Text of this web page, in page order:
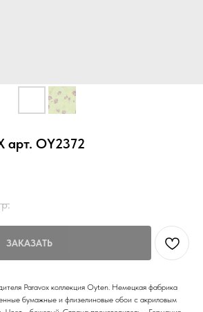
арт. OY2372
р.
ЗАКАЗАТЬ
Paravox коллекция Oyten. Немецкая фабрика
бумажные и флизелиновые обои с акриловым